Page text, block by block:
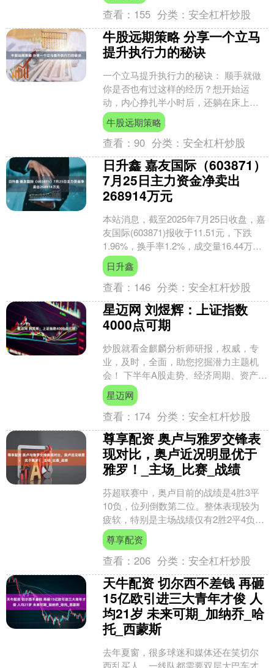
查看： 155 分类：安全杠杆炒股
牛股远期策略 分享一个立马
提升执行力的秘诀
一个立马提升执行力的秘诀： 顺手就做
你是否也有过这样的经历？想开始运
动，内心挣扎半小时后，还躺在床上没
能起身；想要学习一项新技能，收藏了
很多课程视频，却一次都....
牛股远期策略
查看：90 分类：安全杠杆炒股
日升鑫 嘉友国际（603871）
7月25日主力资金净卖出
268914万元
本站消息，截至2025年7月25日收盘，嘉
友国际(603871)报收于11.51元，下跌
1.96%，换手率1.2%，成交量16.44万
手，成交额1.91亿元。 ....
日升鑫
查看： 146 分类：安全杠杆炒股
星迈网 刘煜辉：上证指数
4000点可期
炒股就看金麒麟分析师研报，权威，专
业，及时，全面，助您挖掘潜力主题机
会！ 下半年A股走势、经济周期、资产配
置等关键问题如何看待？刘煜辉做客新
浪财经直播间进行主题....
星迈网
查看： 174 分类：安全杠杆炒股
尊享配资 奥卢与雅罗交锋表
现对比，奥卢近况明显优于
雅罗！_主场_比赛_战绩
芬超联赛中，奥卢目前的战绩是4胜3平
10负，位列倒数第二位。整体表现较为
疲软，特别是主场战绩仅有2胜2平4负，
进12球失19球，防守不力。 尽管如此，
奥卢并非状....
尊享配资
查看：206 分类：安全杠杆炒股
天牛配资 切尔西不差钱 再砸
15亿欧引进三大青年才俊 人
均21岁 未来可期_加纳乔_哈
托_西蒙斯
去年夏窗，很多球迷和媒体还在笑切尔
西乱买人，一线队都需要双层大巴车才